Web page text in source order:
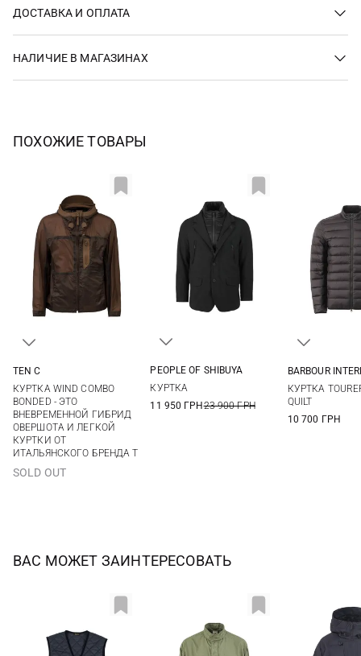
ДОСТАВКА И ОПЛАТА
НАЛИЧИЕ В МАГАЗИНАХ
ПОХОЖИЕ ТОВАРЫ
TEN C
КУРТКА WIND COMBO
BONDED - ЭТО
ВНЕВРЕМЕННОЙ ГИБРИД
ОВЕРШОТА И ЛЕГКОЙ
КУРТКИ ОТ
ИТАЛЬЯНСКОГО БРЕНДА T
SOLD OUT
PEOPLE OF SHIBUYA
КУРТКА
11 950 ГРН23 900 ГРН
XXL
BARBOUR
КУРТКА
QUILT
10 700 ГРН
ВАС МОЖЕТ ЗАИНТЕРЕСОВАТЬ